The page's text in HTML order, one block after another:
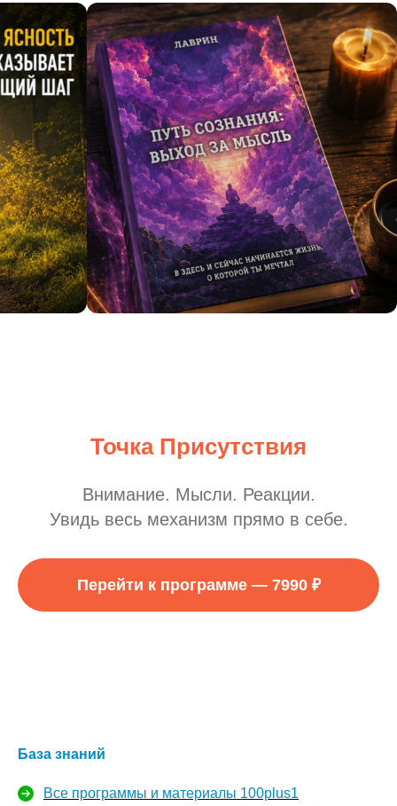
Точка Присутствия
Внимание. Мысли. Реакции.
Увидь весь механизм прямо в себе.
Перейти к программе — 7990 ₽
База знаний
Все программы и материалы 100plus1